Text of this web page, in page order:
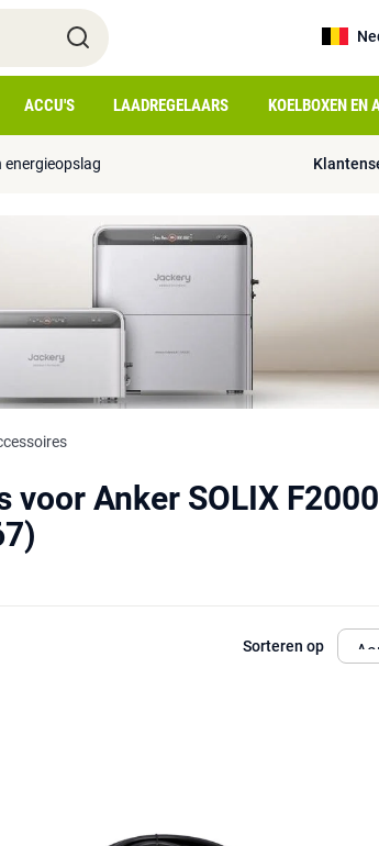
ACCU'S LAADREGELAARS KOELBOXEN EN
energieopslag
voor Anker SOLIX
Sorteren op